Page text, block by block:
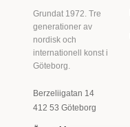
Grundat 1972. Tre
generationer av
nordisk och
internationell konst i
Göteborg.
Berzeliigatan 14
412 53 Göteborg